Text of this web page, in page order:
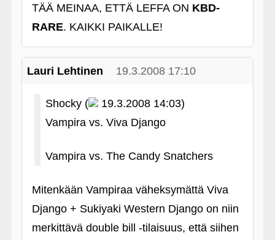
TÄÄ MEINAA, ETTÄ LEFFA ON KBD-
RARE. KAIKKI PAIKALLE!
Lauri Lehtinen 19.3.2008 17:10
Shocky (
19.3.2008 14:03)
Vampira vs. Viva Django
Vampira vs. The Candy Snatchers
Mitenkään Vampiraa väheksymättä Viva
Django + Sukiyaki Western Django on niin
merkittävä double bill ‑tilaisuus, että siihen